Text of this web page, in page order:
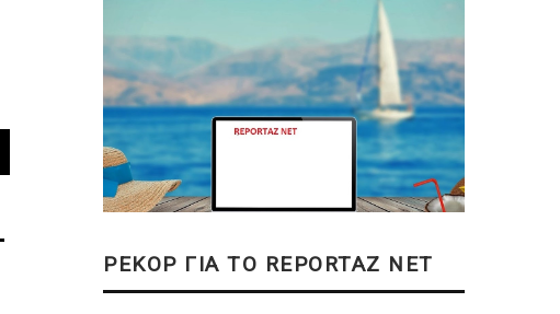
ΡΕΚΟΡ ΓΙΑ ΤΟ REPORTAZ NET